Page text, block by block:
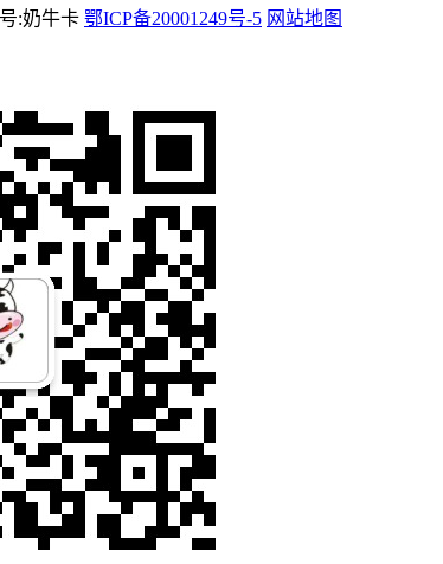
:奶牛卡 鄂ICP备20001249号-5 网站地图